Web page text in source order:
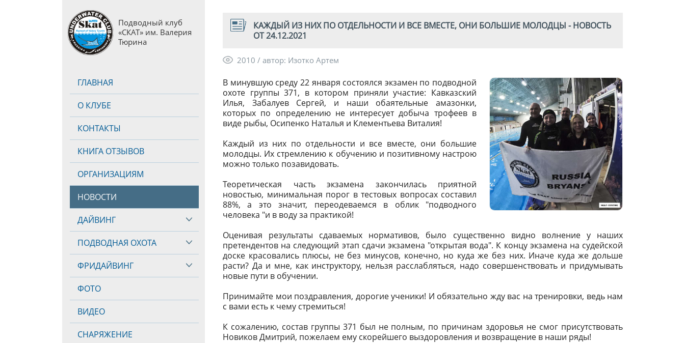
Подводный клуб
«СКАТ» им. Валерия
Тюрина
ГЛАВНАЯ
О КЛУБЕ
КОНТАКТЫ
КНИГА ОТЗЫВОВ
ОРГАНИЗАЦИЯМ
НОВОСТИ
ДАЙВИНГ
ПОДВОДНАЯ ОХОТА
ФРИДАЙВИНГ
ФОТО
ВИДЕО
СНАРЯЖЕНИЕ
КАЖДЫЙ ИЗ НИХ ПО ОТДЕЛЬНОСТИ И ВСЕ ВМЕСТЕ, ОНИ БОЛЬШИЕ МОЛОДЦЫ - НОВОСТЬ
ОТ 24.12.2021
2010 / автор: Изотко Артем
В минувшую среду 22 января состоялся экзамен по подводной
охоте группы 371, в котором приняли участие: Кавказский
Илья, Забалуев Сергей, и наши обаятельные амазонки,
которых по определению не интересует добыча трофеев в
виде рыбы, Осипенко Наталья и Клементьева Виталия!
Каждый из них по отдельности и все вместе, они большие
молодцы. Их стремлению к обучению и позитивному настрою
можно только позавидовать.
Теоретическая часть экзамена закончилась приятной
новостью, минимальная порог в тестовых вопросах составил
88%, а это значит, переодеваемся в облик "подводного
человека "и в воду за практикой!
Оценивая результаты сдаваемых нормативов, было существенно видно волнение у наших
претендентов на следующий этап сдачи экзамена "открытая вода". К концу экзамена на судейской
доске красовались плюсы, не без минусов, конечно, но куда же без них. Иначе куда же дольше
расти? Да и мне, как инструктору, нельзя расслабляться, надо совершенствовать и придумывать
новые пути в обучении.
Принимайте мои поздравления, дорогие ученики! И обязательно жду вас на тренировки, ведь нам
с вами есть к чему стремиться!
К сожалению, состав группы 371 был не полным, по причинам здоровья не смог присутствовать
Новиков Дмитрий, пожелаем ему скорейшего выздоровления и возвращение в наши ряды!